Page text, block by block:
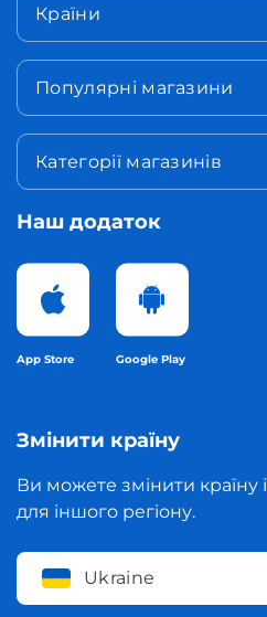
Країни
Популярні магазини
Категорії магазинів
Наш додаток
App Store Google Play
Змінити країну
Ви можете змінити країну
для іншого регіону.
Ukraine